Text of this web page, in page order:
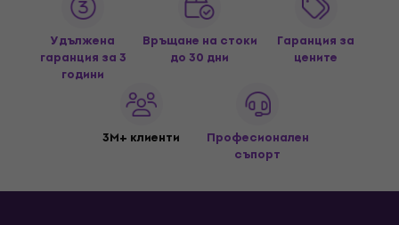
Удължена
гаранция за 3
години
Връщане на стоки
до 30 дни
Гаранция за
цените
3M+ клиенти
Професионален
съпорт